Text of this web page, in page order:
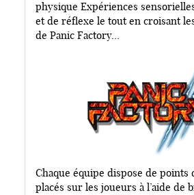
physique Expériences
et de réflexe le tout en croisant
de Panic Factory…
Chaque équipe dispose de points
placés sur les joueurs à l’aide de